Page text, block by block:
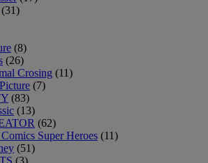
(31)
(8)
(26)
Crosing (11)
(7)
(83)
(13)
(62)
Super Heroes (11)
(51)
(3)